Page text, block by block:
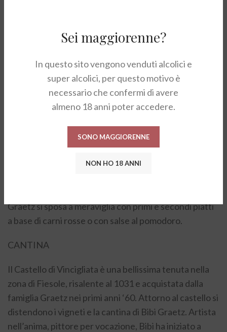
Sei maggiorenne?
In questo sito vengono venduti alcolici e
super alcolici, per questo motivo è
necessario che confermi di avere
almeno 18 anni poter accedere.
SONO MAGGIORENNE
NON HO 18 ANNI
NOTE DI DEGUSTAZIONE
Alla vista, il vino si presenta color rosso rubino, carico
e luminoso. Al naso mostra note di ciliegie e lampone,
con accenni di tabacco. Al palato, potente ed elegante
al contempo. Grande freschezza e tannini ben
Graetz si sposa a meraviglia con primi e secondi piatti
a base di carni rosse o con salse al pomodoro.
CANTINA
Il Castello di Vincigliata è una bellissima tenuta nella
zona di Fiesole, risalente al 1031 e acquistata dalla
famiglia Graetz nei primi anni ‘60. Attorno al castello si
distendono i vigneti e la cantina di Bibi Graetz. Artista
nell’anima, pittore per vocazione, Bibi ha iniziato a